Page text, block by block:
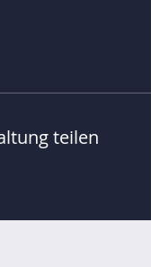
teilen